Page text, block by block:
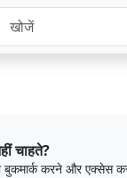
चाहते?
बुकमार्क करने और एक्सेस